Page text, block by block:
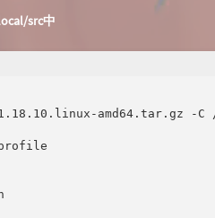
src中
amd64.tar.gz -
profile